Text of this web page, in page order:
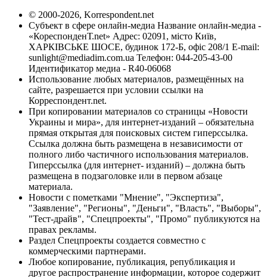
© 2000-2026, Korrespondent.net
Субъект в сфере онлайн-медиа Название онлайн-медиа -
«КореспонденТ.net» Адрес: 02091, місто Київ,
ХАРКІВСЬКЕ ШОСЕ, будинок 172-Б, офіс 208/1 E-mail:
sunlight@mediadim.com.ua Телефон: 044-205-43-00
Идентификатор медиа - R40-06068
Использование любых материалов, размещённых на
сайте, разрешается при условии ссылки на
Корреспондент.net.
При копировании материалов со страницы «Новости
Украины и мира», для интернет-изданий – обязательна
прямая открытая для поисковых систем гиперссылка.
Ссылка должна быть размещена в независимости от
полного либо частичного использования материалов.
Гиперссылка (для интернет- изданий) – должна быть
размещена в подзаголовке или в первом абзаце
материала.
Новости с пометками "Мнение", "Экспертиза",
"Заявление", "Регионы", "Деньги", "Власть", "Выборы",
"Тест-драйв", "Спецпроекты", "Промо" публикуются на
правах рекламы.
Раздел Спецпроекты создается совместно с
коммерческими партнерами.
Любое копирование, публикация, републикация и
другое распространение информации, которое содержит